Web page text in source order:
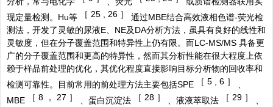
现定量检测。Hu等
［ 25 , 26 ］ 通过MBE结合高效液相色谱-荧光检
测法，开发了灵敏的尿液E、NE及DA分析方法，虽具有良好的线性和
灵敏度，但在分子覆盖范围和特异性上仍有限。而LC-MS/MS 具备更
广的分子覆盖范围和更高的特异性，然而其分析性能在很大程度上依
赖于样品前处理的优化，其优化程度直接影响目标分析物的回收率和
检测可靠性。目前常用的前处理方法主要包括SPE
［ 5 , 6 ］
MBE
［ 8 ， 27 ］ 、蛋白沉淀法 ［ 28 ］ 、液液萃取法 ［ 29 ］